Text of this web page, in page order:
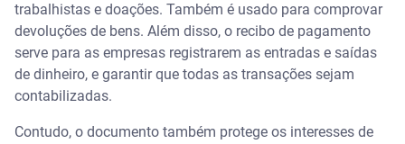
trabalhistas e doações. Também é usado para comprovar
devoluções de bens. Além disso, o recibo de pagamento
serve para as empresas registrarem as entradas e saídas
de dinheiro, e garantir que todas as transações sejam
contabilizadas.
Contudo, o documento também protege os interesses de